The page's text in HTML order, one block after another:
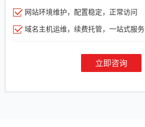
网站环境维护，配置稳定，正常访问
域名主机运维，续费托管，一站式服务
立即咨询